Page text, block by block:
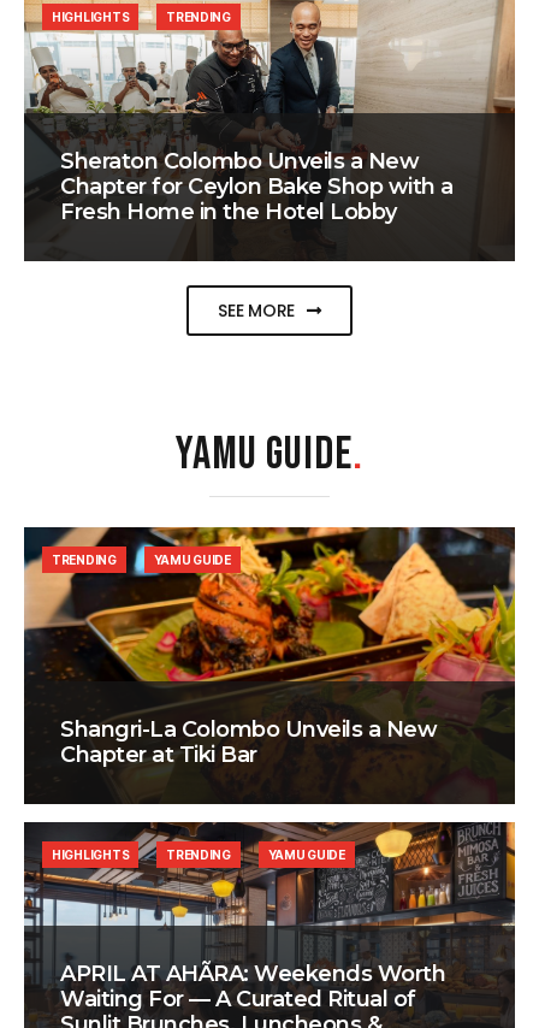
Sheraton Colombo Unveils a New
Chapter for Ceylon Bake Shop with a
Fresh Home in the Hotel Lobby
HIGHLIGHTS TRENDING
SEE MORE
YAMU GUIDE.
Shangri-La Colombo Unveils a New
Chapter at Tiki Bar
TRENDING YAMU GUIDE
APRIL AT AHÃRA: Weekends Worth
Waiting For — A Curated Ritual of
HIGHLIGHTS TRENDING YAMU GUIDE